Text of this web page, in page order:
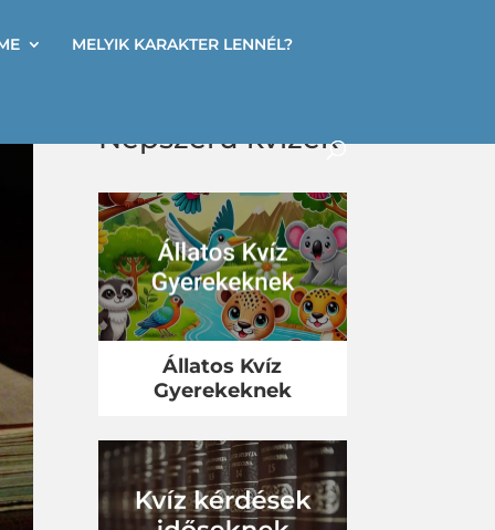
MELYIK KARAKTER LENNÉL?
Népszerű kvízek
Állatos Kvíz
Gyerekeknek